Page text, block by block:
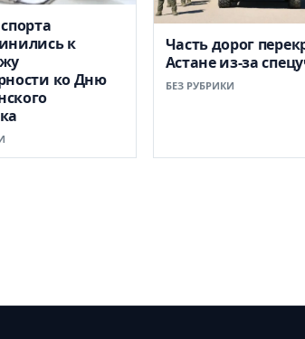
к
ко Дню
Часть дорог
Астане из-за
БЕЗ РУБРИКИ